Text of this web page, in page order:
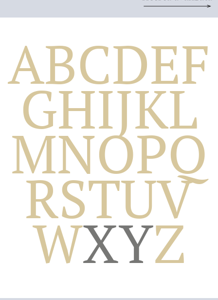
Biografico
ABCDEF
GHIJKL
MNOPQ
RSTUV
WXYZ